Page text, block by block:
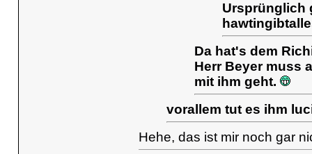
Ursprünglich
Da hat's dem
Herr Beyer muss
mit ihm geht.
vorallem tut es ihm
Hehe, das ist mir noch gar